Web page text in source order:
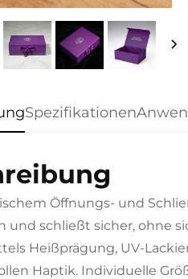
Spezifikationen
Öffnungs- und
und schließt sicher, ohne
Heißprägung, UV-
Haptik. Individuelle